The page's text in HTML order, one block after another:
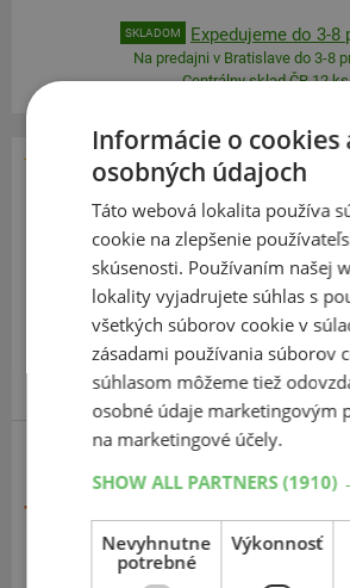
SKLADOM Expedujeme do 3-8
Na predajni v Bratislave do 3-8
Centrálny sklad ČR 12
Fortune
FSR 701
275 30 R20
73,70 €
Expedujeme do 3-8
Informácie o cookies
osobných údajoch
Táto webová lokalita používa
cookie na zlepšenie
skúsenosti. Používaním našej
lokality vyjadrujete súhlas s
všetkých súborov cookie v
zásadami používania súborov
súhlasom môžeme tiež
osobné údaje marketingovým
na marketingové účely.
SHOW ALL PARTNERS(1910)
Nevyhnutne
potrebné
Výkonnosť